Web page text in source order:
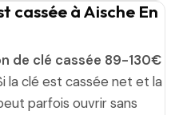
cassée à Aische En
de clé cassée 89-130€
la clé est cassée net et la
parfois ouvrir sans